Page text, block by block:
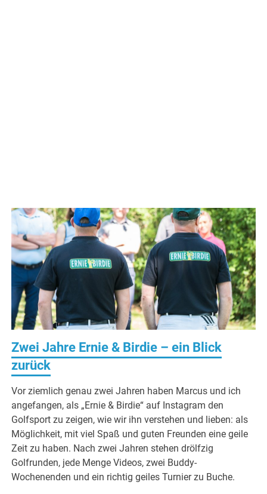
Zwei Jahre Ernie & Birdie – ein Blick
zurück
Vor ziemlich genau zwei Jahren haben Marcus und ich
angefangen, als „Ernie & Birdie“ auf Instagram den
Golfsport zu zeigen, wie wir ihn verstehen und lieben: als
Möglichkeit, mit viel Spaß und guten Freunden eine geile
Zeit zu haben. Nach zwei Jahren stehen drölfzig
Golfrunden, jede Menge Videos, zwei Buddy-
Wochenenden und ein richtig geiles Turnier zu Buche.